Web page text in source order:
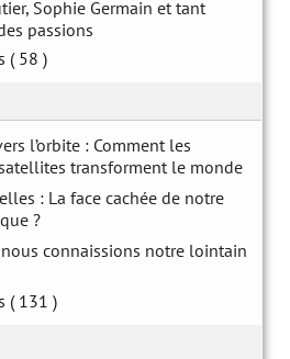
Sophie Germain et tant
passions
( 58 )
l’orbite : Comment les
transforment le monde
: La face cachée de notre
?
connaissions notre lointain
( 131 )